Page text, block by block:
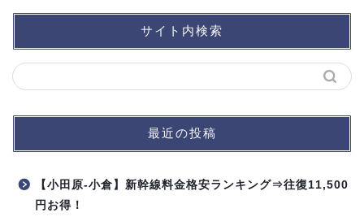
サイト内検索
最近の投稿
【小田原-小倉】新幹線料金格安ランキング⇒往復11,500
円お得！